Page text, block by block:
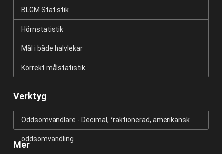
BLGM Statistik
Hörnstatistik
Mål i både halvlekar
Korrekt målstatistik
Verktyg
Oddsomvandlare - Decimal, fraktionerad, amerikansk
oddsomvandling
Mer